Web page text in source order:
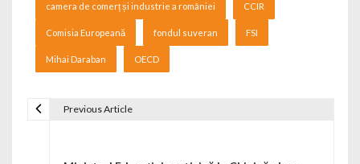
camera de comerț și industrie a româniei CCIR
Comisia Europeană fondul suveran FSI
Mihai Daraban OECD
Previous Article